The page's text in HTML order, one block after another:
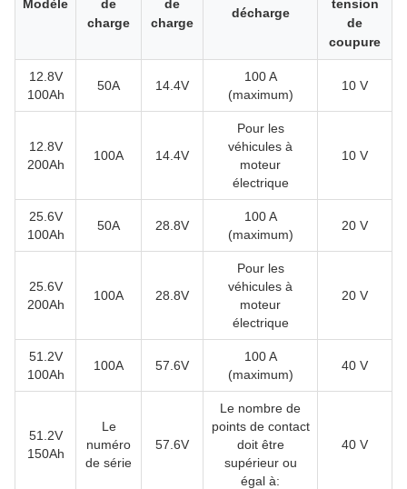
Modèle
de
charge
de
charge
décharge
tension
de
coupure
12.8V
100Ah
50A 14.4V
100 A
(maximum)
10 V
12.8V
200Ah
100A 14.4V
Pour les
véhicules à
moteur
électrique
10 V
25.6V
100Ah
50A 28.8V
100 A
(maximum)
20 V
25.6V
200Ah
100A 28.8V
Pour les
véhicules à
moteur
électrique
20 V
51.2V
100Ah
100A 57.6V
100 A
(maximum)
40 V
51.2V
150Ah
Le
numéro
de série
57.6V
Le nombre de
points de contact
doit être
supérieur ou
égal à:
40 V